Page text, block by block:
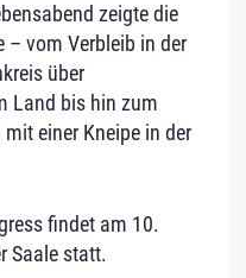
zeigte die
– vom Verbleib in der
über
Land bis hin zum
einer Kneipe in der
findet am 10.
Saale statt.